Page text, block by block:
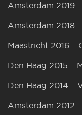
Amsterdam 2019
Amsterdam 2018
Maastricht 2016 –
Den Haag 2015 –
Den Haag 2014 –
Amsterdam 2012